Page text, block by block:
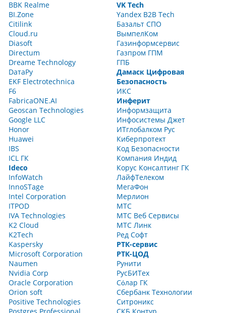
BBK Realme
BI.Zone
Citilink
Cloud.ru
Diasoft
Directum
Dreame Technology
DатаРу
EKF Electrotechnica
F6
FabricaONE.AI
Geoscan Technologies
Google LLC
Honor
Huawei
IBS
ICL ГК
Ideco
InfoWatch
InnoSTage
Intel Corporation
ITPOD
IVA Technologies
K2 Cloud
K2Tech
Kaspersky
Microsoft Corporation
Naumen
Nvidia Corp
Oracle Corporation
Orion soft
Positive Technologies
VK Tech
Yandex B2B Tech
Базальт СПО
ВымпелКом
Газинформсервис
Газпром ГПМ
ГПБ
Дамаск Цифровая
Безопасность
ИКС
Инферит
Информзащита
Инфосистемы Джет
ИТглобалком Рус
Киберпротект
Код Безопасности
Компания Индид
Корус Консалтинг ГК
ЛайфТелеком
МегаФон
Мерлион
МТС
МТС Веб Сервисы
МТС Линк
Ред Софт
РТК-сервис
РТК-ЦОД
Рунити
РусБИТех
Сόлар ГК
Сбербанк Технологии
Ситроникс